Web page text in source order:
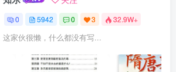
0 5942 0 3 32.9W+
这家伙很懒，什么都没有写...